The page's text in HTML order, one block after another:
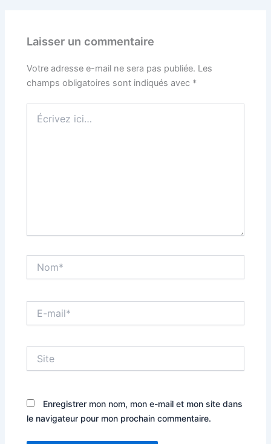
Laisser un commentaire
Votre adresse e-mail ne sera pas publiée. Les
champs obligatoires sont indiqués avec *
ici…
mail*
Enregistrer mon nom, mon e-mail et mon site dans
le navigateur pour mon prochain commentaire.